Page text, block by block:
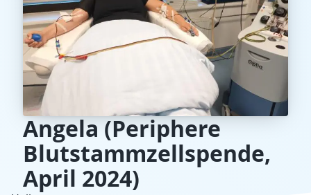
Angela (Periphere
Blutstammzellspende,
April 2024)